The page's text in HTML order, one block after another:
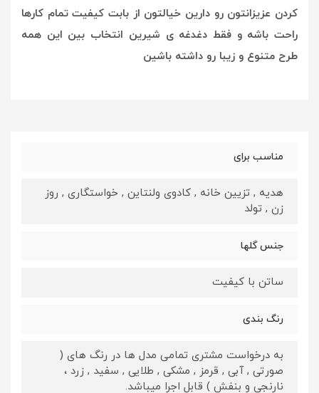
کردن عزیزانتون رو دارین خیالتون از بابت کیفیت تمام کارها
راحت باشه و فقط دغدغه ی شیرین انتخاب بین این همه
طرح متنوع و زیبا رو داشته باشین
مناسب برای
هدیه , تزیین خانه , کادوی ولنتاین , خواستگاری , روز
زن , تولد
جنس گلها
ساتن با کیفیت
رنگ بندی
به درخواست مشتری تمامی مدل ها در رنگ های (
صورتی , آبی , قرمز , مشکی , طلایی , سفید , زرد ،
نارنجی و بنفش ) قابل اجرا میباشد.